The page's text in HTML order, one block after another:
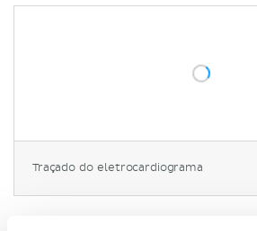
Traçado do eletrocardiograma